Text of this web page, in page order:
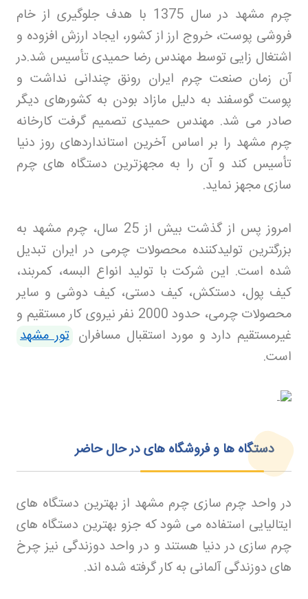
چرم مشهد در سال 1375 با هدف جلوگیری از خام
فروشی پوست، خروج ارز از کشور، ایجاد ارزش افزوده و
اشتغال زایی توسط مهندس رضا حمیدی تأسیس شد.در
آن زمان صنعت چرم ایران رونق چندانی نداشت و
پوست گوسفند به دلیل مازاد بودن به کشورهای دیگر
صادر می شد. مهندس حمیدی تصمیم گرفت کارخانه
چرم مشهد را بر اساس آخرین استانداردهای روز دنیا
تأسیس کند و آن را به مجهزترین دستگاه های چرم
سازی مجهز نماید.
امروز پس از گذشت بیش از 25 سال، چرم مشهد به
بزرگترین تولیدکننده محصولات چرمی در ایران تبدیل
شده است. این شرکت با تولید انواع البسه، کمربند،
کیف پول، دستکش، کیف دستی، کیف دوشی و سایر
محصولات چرمی، حدود 2000 نفر نیروی کار مستقیم و
غیرمستقیم دارد و مورد استقبال مسافران تور مشهد
است.
دستگاه ها و فروشگاه های در حال حاضر
در واحد چرم سازی چرم مشهد از بهترین دستگاه های
ایتالیایی استفاده می شود که جزو بهترین دستگاه های
چرم سازی در دنیا هستند و در واحد دوزندگی نیز چرخ
های دوزندگی آلمانی به کار گرفته شده اند.